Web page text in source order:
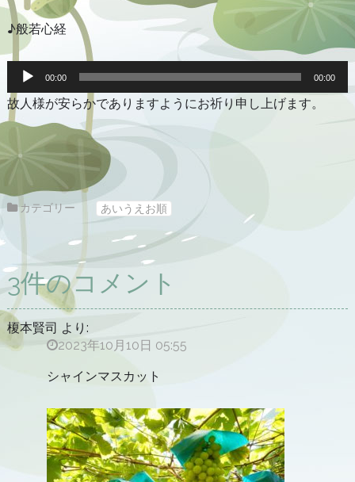
♪般若心経
プ
レ
ー
ヤ
00:00 00:00
故人様が安らかでありますようにお祈り申し上げます。
カテゴリー あいうえお順
3件のコメント
榎本賢司 より:
2023年10月10日 05:55
シャインマスカット